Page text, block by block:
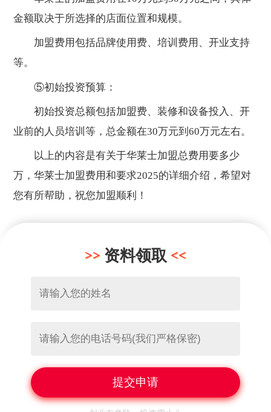
金额取决于所选择的店面位置和规模。
加盟费用包括品牌使用费、培训费用、开业支持
等。
⑤初始投资预算：
初始投资总额包括加盟费、装修和设备投入、开
业前的人员培训等，总金额在30万元到60万元左右。
以上的内容是有关于华莱士加盟总费用要多少
万，华莱士加盟费用和要求2025的详细介绍，希望对
您有所帮助，祝您加盟顺利！
资料领取